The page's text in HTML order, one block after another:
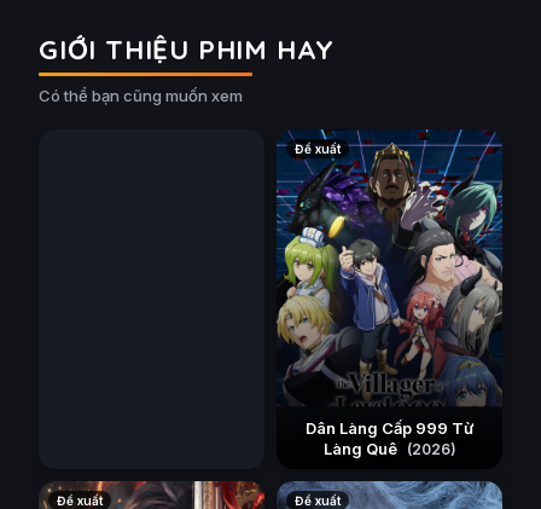
GIỚI THIỆU PHIM HAY
Có thể bạn cũng muốn xem
Tanya Chiến Ký (Phần 2)
(2017)
Đề xuất
Dân Làng Cấp 999 Từ
Làng Quê (2026)
Đề xuất Đề xuất